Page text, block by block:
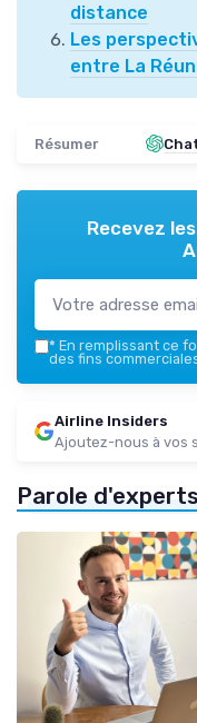
distance
Les
entre La
Résumer
Recevez
* En remplissant ce
des fins
Airline Insiders
Ajoutez-nous à vos
Parole d'experts